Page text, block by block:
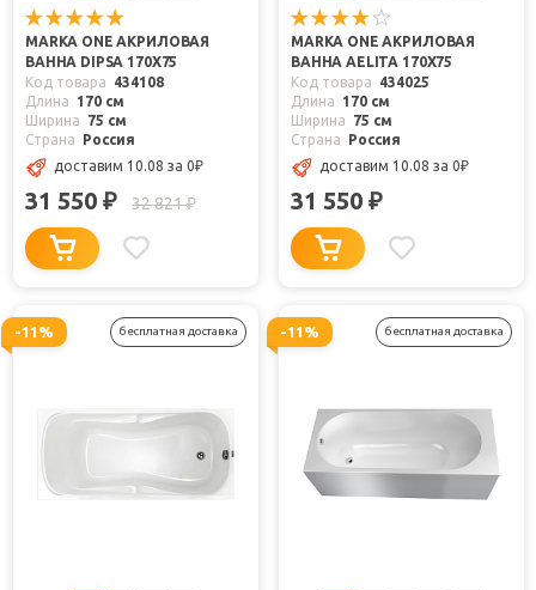
MARKA ONE АКРИЛОВАЯ
ВАННА DIPSA 170X75
Код товара
434108
Длина
170 см
Ширина
75 см
Страна
Россия
доставим 10.08 за 0₽
31 550 ₽ 32 821₽
MARKA ONE АКРИЛОВАЯ
ВАННА AELITA 170X75
Код товара
434025
Длина
170 см
Ширина
75 см
Страна
Россия
доставим 10.08 за 0₽
31 550 ₽
-11% бесплатная доставка -11% бесплатная доставка